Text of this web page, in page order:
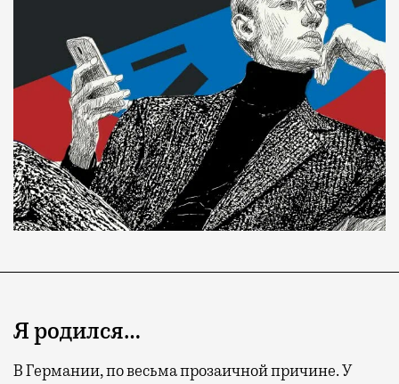
Я родился…
В Германии, по весьма прозаичной причине. У